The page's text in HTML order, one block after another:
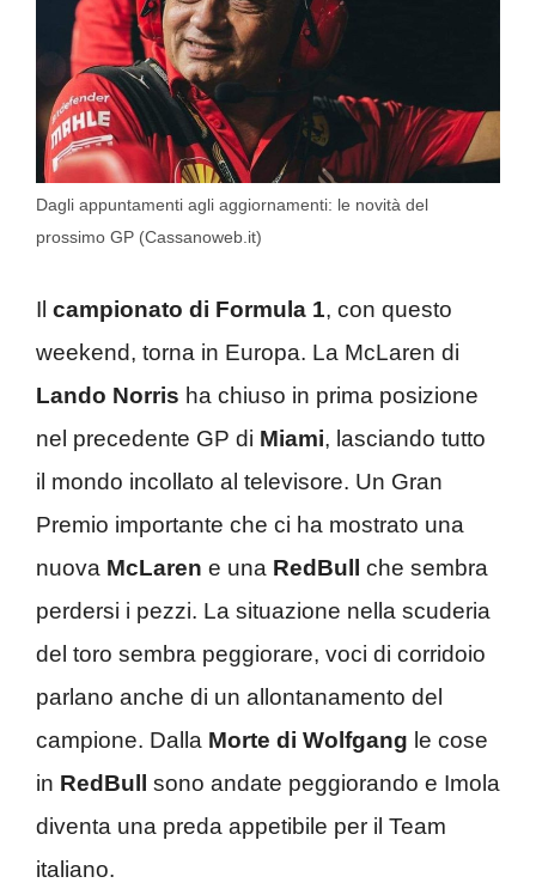
Dagli appuntamenti agli aggiornamenti: le novità del
prossimo GP (Cassanoweb.it)
Il campionato di Formula 1, con questo
weekend, torna in Europa. La McLaren di
Lando Norris ha chiuso in prima posizione
nel precedente GP di Miami, lasciando tutto
il mondo incollato al televisore. Un Gran
Premio importante che ci ha mostrato una
nuova McLaren e una RedBull che sembra
perdersi i pezzi. La situazione nella scuderia
del toro sembra peggiorare, voci di corridoio
parlano anche di un allontanamento del
campione. Dalla Morte di Wolfgang le cose
in RedBull sono andate peggiorando e Imola
diventa una preda appetibile per il Team
italiano.